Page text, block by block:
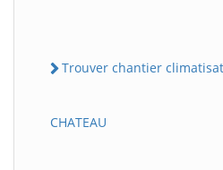
Trouver chantier
CHATEAU